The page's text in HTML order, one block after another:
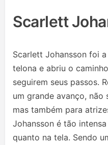
Scarlett
Scarlett Johansson foi
telona e abriu o
seguirem seus passos.
um grande avanço, não
mas também para
Johansson é tão
quanto na tela. Sendo